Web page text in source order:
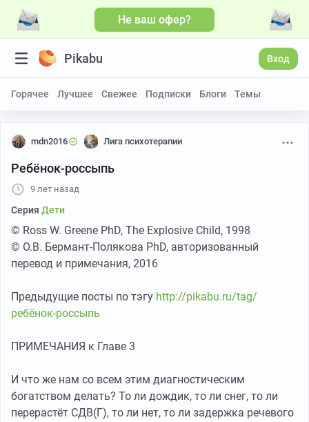
Не ваш офер?
Pikabu Вход
Горячее Лучшее Свежее Подписки Блоги Темы
mdn2016 Лига психотерапии
Ребёнок-россыпь
9 лет назад
Серия Дети
© Ross W. Greene PhD, The Explosive Child, 1998
© О.В. Бермант-Полякова PhD, авторизованный
перевод и примечания, 2016
Предыдущие посты по тэгу http://pikabu.ru/tag/
ребёнок-россыпь
ПРИМЕЧАНИЯ к Главе 3
И что же нам со всем этим диагностическим
богатством делать? То ли дождик, то ли снег, то ли
перерастёт СДВ(Г), то ли нет, то ли задержка речевого